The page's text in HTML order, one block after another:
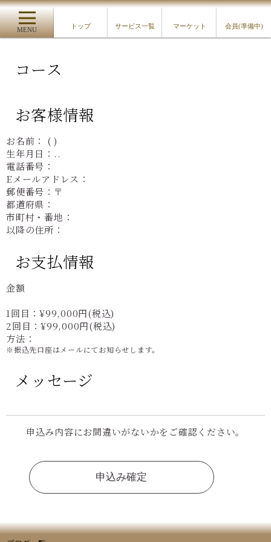
MENU
トップ サービス一覧 マーケット 会員(準備中)
申込み内容確認ページ
コース
お客様情報
お名前： ( )
生年月日：..
電話番号：
Eメールアドレス：
郵便番号：〒
都道府県：
市町村・番地：
以降の住所：
お支払情報
金額
1回目：¥99,000円(税込)
2回目：¥99,000円(税込)
方法：
※振込先口座はメールにてお知らせします。
メッセージ
申込み内容にお間違いがないかをご確認ください。